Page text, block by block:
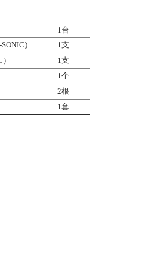
1台
）
1支
1支
1个
2根
1套